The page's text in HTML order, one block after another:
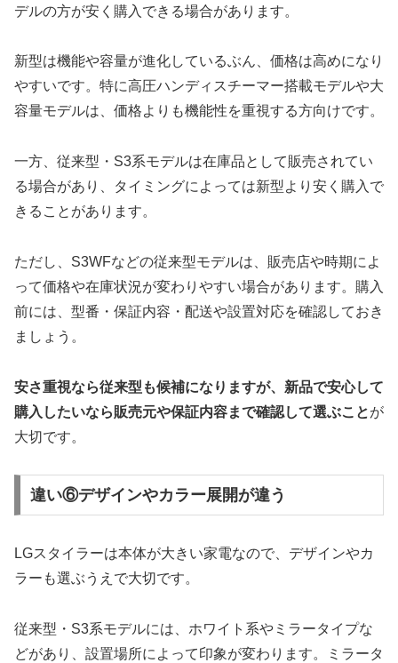
デルの方が安く購入できる場合があります。
新型は機能や容量が進化しているぶん、価格は高めになり
やすいです。特に高圧ハンディスチーマー搭載モデルや大
容量モデルは、価格よりも機能性を重視する方向けです。
一方、従来型・S3系モデルは在庫品として販売されてい
る場合があり、タイミングによっては新型より安く購入で
きることがあります。
ただし、S3WFなどの従来型モデルは、販売店や時期によ
って価格や在庫状況が変わりやすい場合があります。購入
前には、型番・保証内容・配送や設置対応を確認しておき
ましょう。
安さ重視なら従来型も候補になりますが、新品で安心して
購入したいなら販売元や保証内容まで確認して選ぶことが
大切です。
違い⑥デザインやカラー展開が違う
LGスタイラーは本体が大きい家電なので、デザインやカ
ラーも選ぶうえで大切です。
従来型・S3系モデルには、ホワイト系やミラータイプな
どがあり、設置場所によって印象が変わります。ミラータ